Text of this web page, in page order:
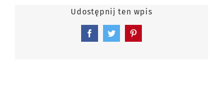
Udostępnij ten wpis
FacebookTwitterPinterest